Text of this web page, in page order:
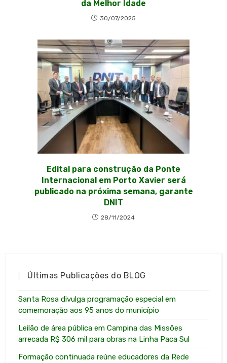
da Melhor Idade
30/07/2025
Edital para construção da Ponte
Internacional em Porto Xavier será
publicado na próxima semana, garante
DNIT
28/11/2024
Últimas Publicações do BLOG
Santa Rosa divulga programação especial em
comemoração aos 95 anos do município
Leilão de área pública em Campina das Missões
arrecada R$ 306 mil para obras na Linha Paca Sul
Formação continuada reúne educadores da Rede